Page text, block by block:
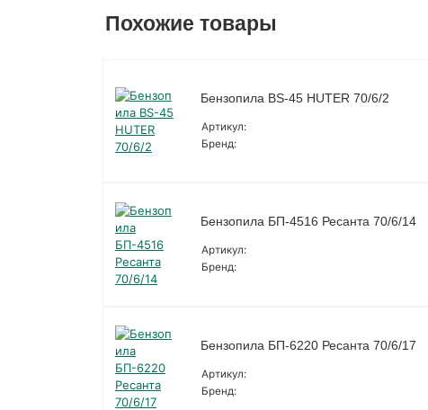
Похожие товары
Бензопила BS-45 HUTER 70/6/2
Артикул:
Бренд:
Бензопила БП-4516 Ресанта 70/6/14
Артикул:
Бренд:
Бензопила БП-6220 Ресанта 70/6/17
Артикул:
Бренд: